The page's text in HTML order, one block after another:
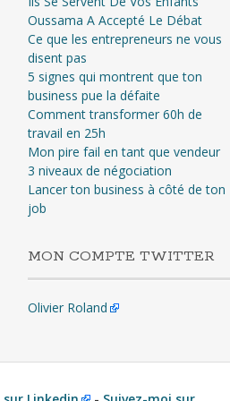
Oussama A Accepté Le Débat
Ce que les entrepreneurs ne vous
disent pas
5 signes qui montrent que ton
business pue la défaite
Comment transformer 60h de
travail en 25h
Mon pire fail en tant que vendeur
3 niveaux de négociation
Lancer ton business à côté de ton
job
MON COMPTE TWITTER
Olivier Roland